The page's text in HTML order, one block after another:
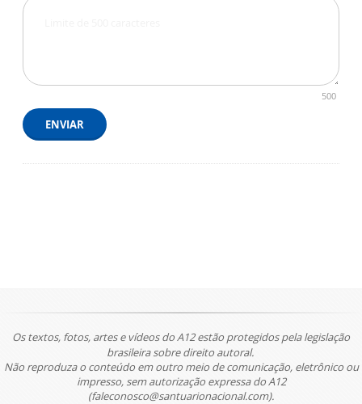
500
ENVIAR
Os textos, fotos, artes e vídeos do A12 estão protegidos pela legislação
brasileira sobre direito autoral.
Não reproduza o conteúdo em outro meio de comunicação, eletrônico ou
impresso, sem autorização expressa do A12
(faleconosco@santuarionacional.com).